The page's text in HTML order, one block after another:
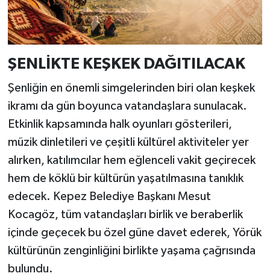
ŞENLİKTE KEŞKEK DAĞITILACAK
Şenliğin en önemli simgelerinden biri olan keşkek
ikramı da gün boyunca vatandaşlara sunulacak.
Etkinlik kapsamında halk oyunları gösterileri,
müzik dinletileri ve çeşitli kültürel aktiviteler yer
alırken, katılımcılar hem eğlenceli vakit geçirecek
hem de köklü bir kültürün yaşatılmasına tanıklık
edecek. Kepez Belediye Başkanı Mesut
Kocagöz, tüm vatandaşları birlik ve beraberlik
içinde geçecek bu özel güne davet ederek, Yörük
kültürünün zenginliğini birlikte yaşama çağrısında
bulundu.